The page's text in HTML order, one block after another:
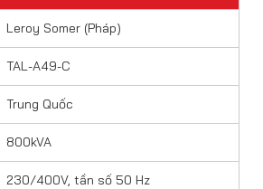
Leroy Somer (Pháp)
TAL-A49-C
Trung Quốc
800kVA
230/400V, tần số 50 Hz